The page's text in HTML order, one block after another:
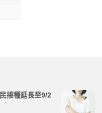
接種延長至9/2